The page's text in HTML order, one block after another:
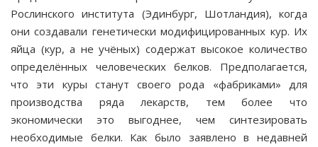
Рослинского института (Эдинбург, Шотландия), ког­да
они создавали генетически модифицированных кур. Их
яйца (кур, а не учёных) содержат высокое количество
определённых человеческих белков. Предполагается,
что эти куры станут своего рода «фабриками» для
производ­ства ряда лекарств, тем более что
экономически это вы­годнее, чем синтезировать
необходимые белки. Как было заявлено в недавней